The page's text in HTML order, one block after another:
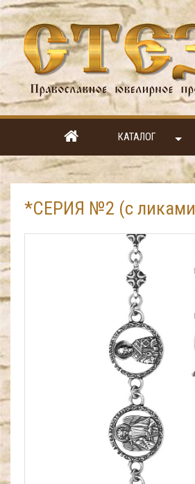
КАТАЛОГ
*СЕРИЯ №2 (с